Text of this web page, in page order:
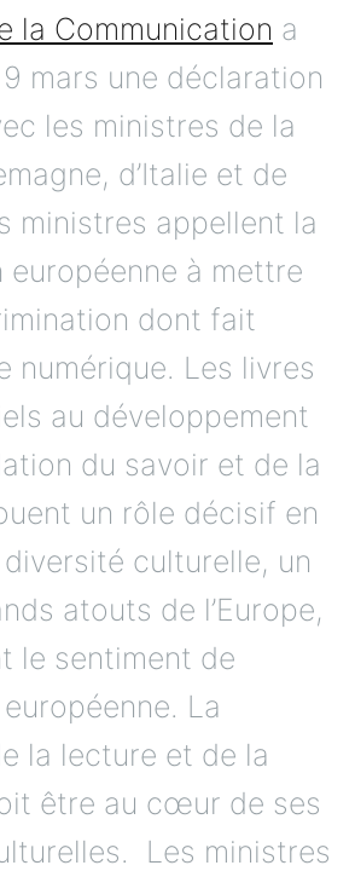
la Communication a
mars une déclaration
les ministres de la
d’Italie et de
ministres appellent la
européenne à mettre
dont fait
numérique. Les livres
au développement
du savoir et de la
un rôle décisif en
culturelle, un
atouts de l’Europe,
le sentiment de
La
la lecture et de la
être au cœur de ses
Les ministres